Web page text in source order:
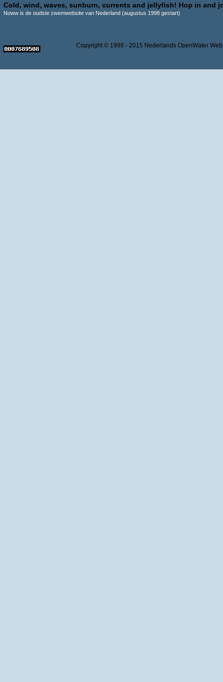
Cold, wind, waves, sunburn, currents and jellyfish! Hop in and
Noww is de oudste zwemwebsite van Nederland (augustus 1998 gestart)
Copyright © 1998 - 2015 Nederlands OpenWater